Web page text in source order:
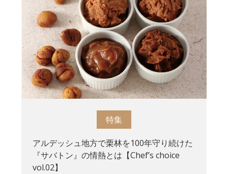
特集
アルデッシュ地方で栗林を100年守り続けた
『サバトン』の情熱とは【Chef’s choice
vol.02】